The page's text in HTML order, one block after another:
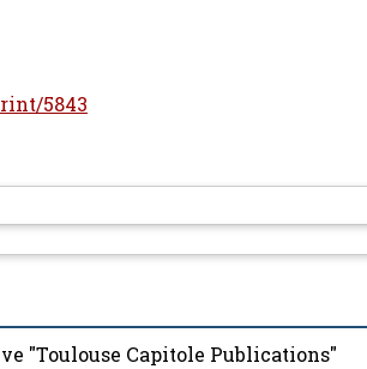
5843
"Toulouse Capitole Publications"